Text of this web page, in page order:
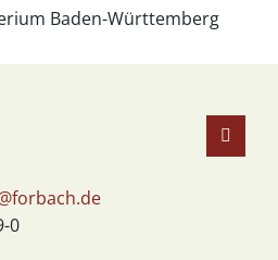
Baden-Württemberg
0